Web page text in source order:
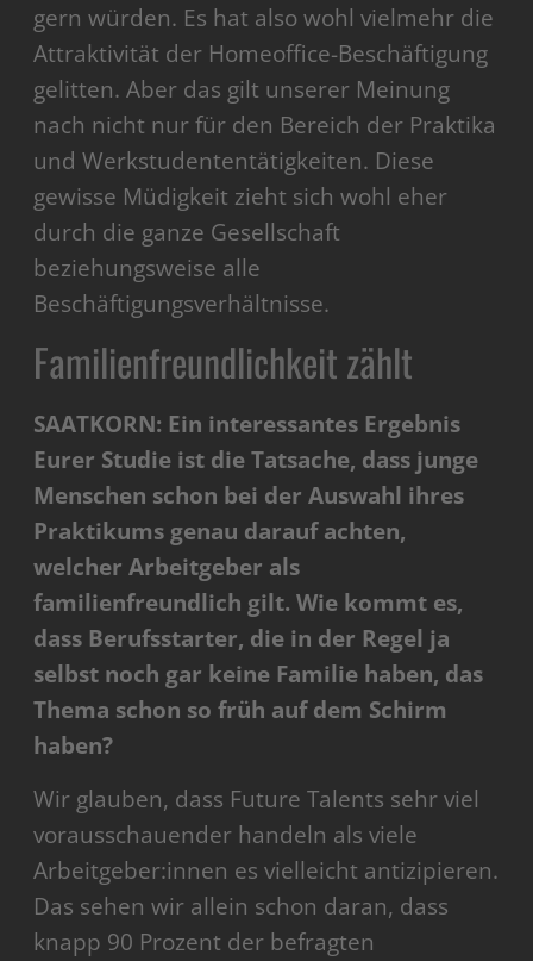
gern würden. Es hat also wohl vielmehr die
Attraktivität der Homeoffice-Beschäftigung
gelitten. Aber das gilt unserer Meinung
nach nicht nur für den Bereich der Praktika
und Werkstudententätigkeiten. Diese
gewisse Müdigkeit zieht sich wohl eher
durch die ganze Gesellschaft
beziehungsweise alle
Beschäftigungsverhältnisse.
Familienfreundlichkeit zählt
SAATKORN: Ein interessantes Ergebnis
Eurer Studie ist die Tatsache, dass junge
Menschen schon bei der Auswahl ihres
Praktikums genau darauf achten,
welcher Arbeitgeber als
familienfreundlich gilt. Wie kommt es,
dass Berufsstarter, die in der Regel ja
selbst noch gar keine Familie haben, das
Thema schon so früh auf dem Schirm
haben?
Wir glauben, dass Future Talents sehr viel
vorausschauender handeln als viele
Arbeitgeber:innen es vielleicht antizipieren.
Das sehen wir allein schon daran, dass
knapp 90 Prozent der befragten